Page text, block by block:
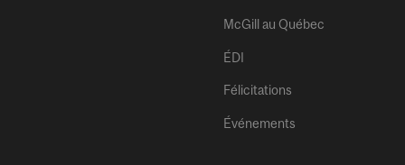
McGill au Québec
ÉDI
Félicitations
Événements